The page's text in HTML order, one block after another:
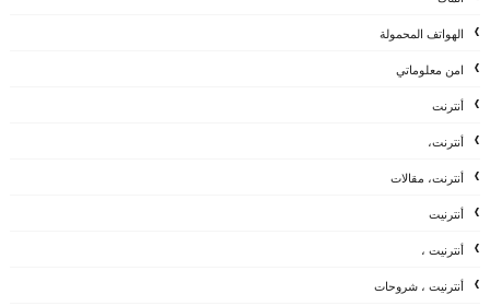
الهواتف المحمولة
امن معلوماتي
أنترنت
أنترنت،
أنترنت، مقالات
أنترنيت
أنترنيت ،
أنترنيت ، شروحات